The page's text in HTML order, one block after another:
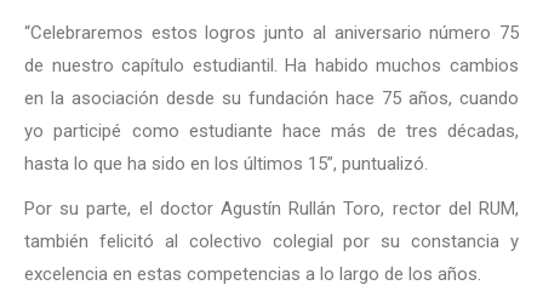
“Celebraremos estos logros junto al aniversario número 75
de nuestro capítulo estudiantil. Ha habido muchos cambios
en la asociación desde su fundación hace 75 años, cuando
yo participé como estudiante hace más de tres décadas,
hasta lo que ha sido en los últimos 15”, puntualizó.
Por su parte, el doctor Agustín Rullán Toro, rector del RUM,
también felicitó al colectivo colegial por su constancia y
excelencia en estas competencias a lo largo de los años.